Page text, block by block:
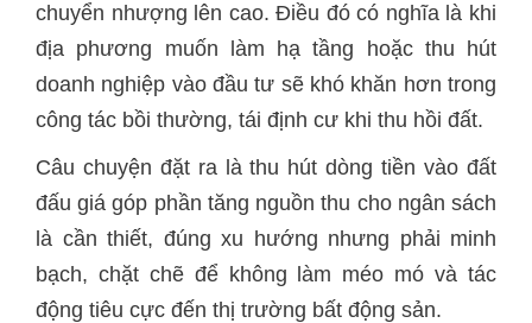
chuyển nhượng lên cao. Điều đó có nghĩa là khi
địa phương muốn làm hạ tầng hoặc thu hút
doanh nghiệp vào đầu tư sẽ khó khăn hơn trong
công tác bồi thường, tái định cư khi thu hồi đất.
Câu chuyện đặt ra là thu hút dòng tiền vào đất
đấu giá góp phần tăng nguồn thu cho ngân sách
là cần thiết, đúng xu hướng nhưng phải minh
bạch, chặt chẽ để không làm méo mó và tác
động tiêu cực đến thị trường bất động sản.